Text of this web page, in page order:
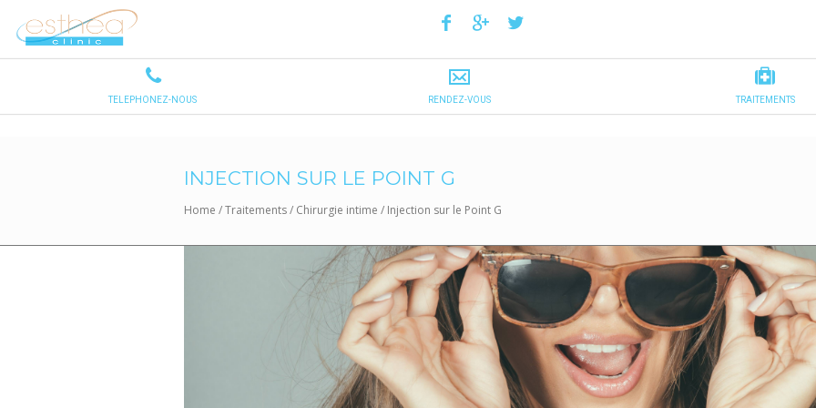
INJECTION SUR LE POINT G
Home /Traitements/ Chirurgie intime / Injection sur le Point G